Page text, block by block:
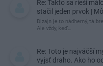
Re: Takto sa rieši
stačil jeden prvok |
Dizajn je to nádherný, tá
Ale vždy, keď…
Re: Toto je najväčší
vyjsť draho. Ako ho